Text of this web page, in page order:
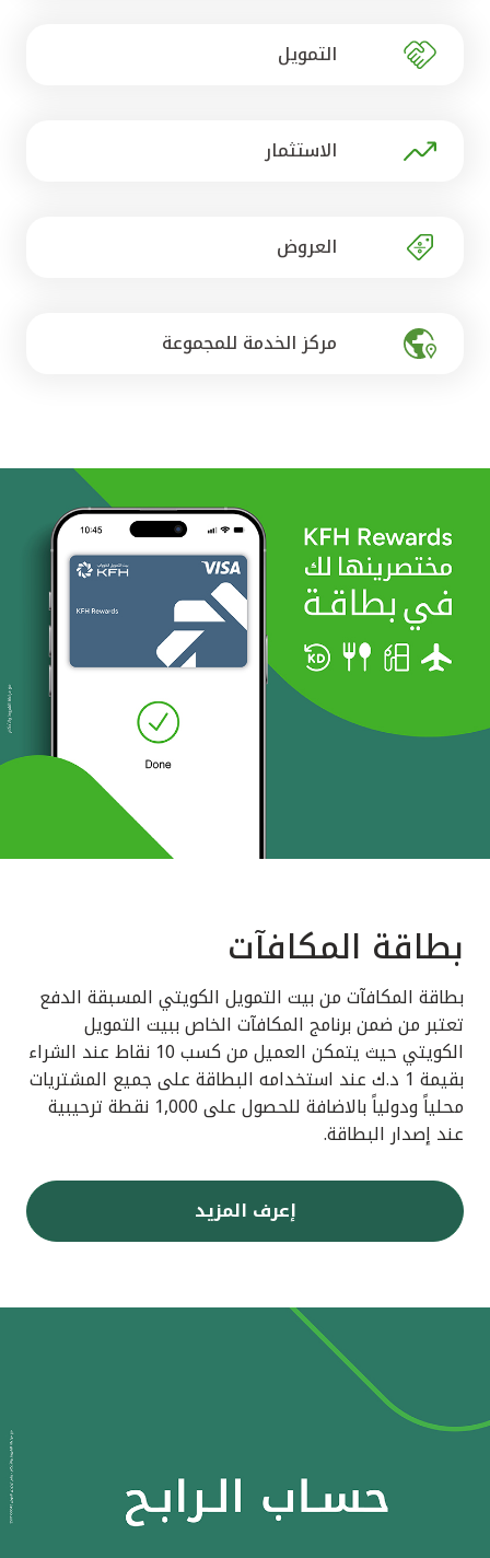
مصر
التمويل
الاستثمار
العروض
مركز الخدمة للمجموعة
بطاقة المكافآت
بطاقة المكافآت من بيت التمويل الكويتي المسبقة الدفع
تعتبر من ضمن برنامج المكافآت الخاص ببيت التمويل
الكويتي حيث يتمكن العميل من كسب 10 نقاط عند الشراء
بقيمة 1 د.ك عند استخدامه البطاقة على جميع المشتريات
محلياً ودولياً بالاضافة للحصول على 1,000 نقطة ترحيبية
عند إصدار البطاقة.
إعرف المزيد